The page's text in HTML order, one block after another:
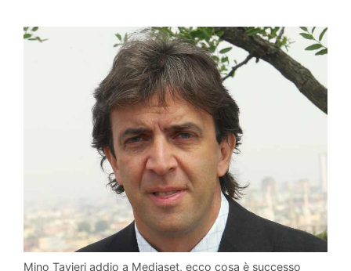
Mino Tavieri addio a Mediaset, ecco cosa è successo